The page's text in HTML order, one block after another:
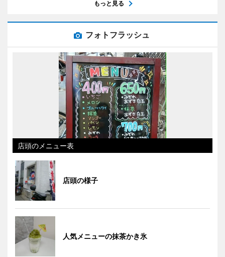
もっと見る
フォトフラッシュ
店頭のメニュー表
店頭の様子
人気メニューの抹茶かき氷